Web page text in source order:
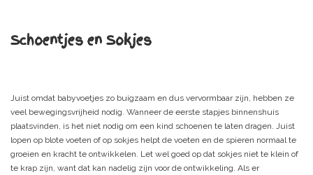
Schoentjes en Sokjes
Juist omdat babyvoetjes zo buigzaam en dus vervormbaar zijn, hebben ze
veel bewegingsvrijheid nodig. Wanneer de eerste stapjes binnenshuis
plaatsvinden, is het niet nodig om een kind schoenen te laten dragen. Juist
lopen op blote voeten of op sokjes helpt de voeten en de spieren normaal te
groeien en kracht te ontwikkelen. Let wel goed op dat sokjes niet te klein of
te krap zijn, want dat kan nadelig zijn voor de ontwikkeling. Als er